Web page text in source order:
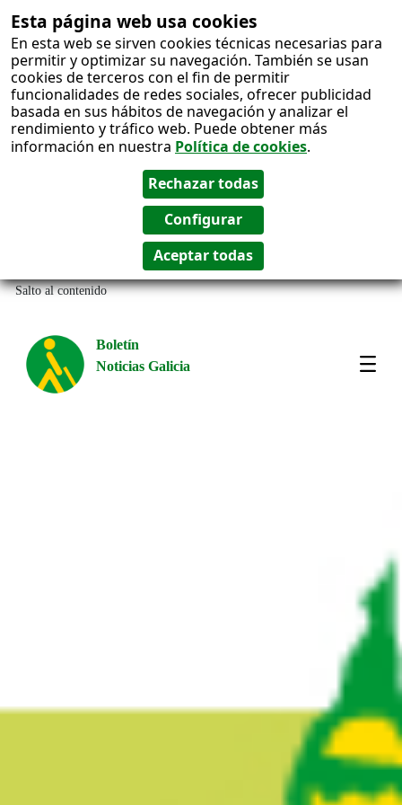
Esta página web usa cookies
En esta web se sirven cookies técnicas necesarias para
permitir y optimizar su navegación. También se usan
cookies de terceros con el fin de permitir
funcionalidades de redes sociales, ofrecer publicidad
basada en sus hábitos de navegación y analizar el
rendimiento y tráfico web. Puede obtener más
información en nuestra Política de cookies.
Salto al contenido
Boletín
Noticias Galicia